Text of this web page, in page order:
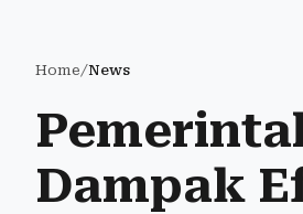
Home/News
Dampak